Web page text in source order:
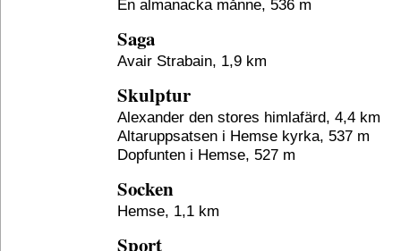
En almanacka månne, 536 m
Saga
Avair Strabain, 1,9 km
Skulptur
Alexander den stores himlafärd, 4,4 km
Altaruppsatsen i Hemse kyrka, 537 m
Dopfunten i Hemse, 527 m
Socken
Hemse, 1,1 km
Sport